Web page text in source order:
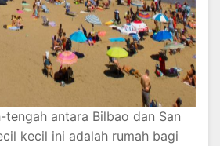
antara Bilbao dan San
kecil ini adalah rumah bagi